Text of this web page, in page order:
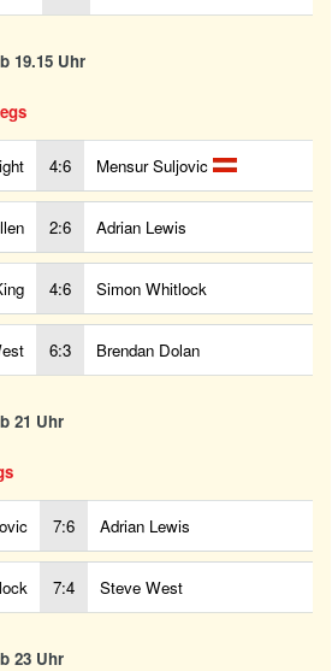
19.15 Uhr
4:6 Mensur Suljovic
2:6 Adrian Lewis
4:6 Simon Whitlock
6:3 Brendan Dolan
21 Uhr
7:6 Adrian Lewis
7:4 Steve West
23 Uhr